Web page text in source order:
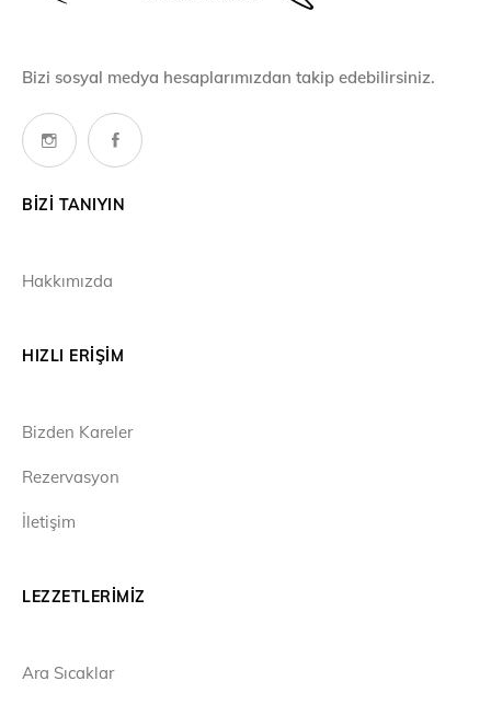
Bizi sosyal medya hesaplarımızdan takip edebilirsiniz.
BIZI TANIYIN
Hakkımızda
HIZLI ERIŞIM
Bizden Kareler
Rezervasyon
İletişim
LEZZETLERIMIZ
Ara Sıcaklar